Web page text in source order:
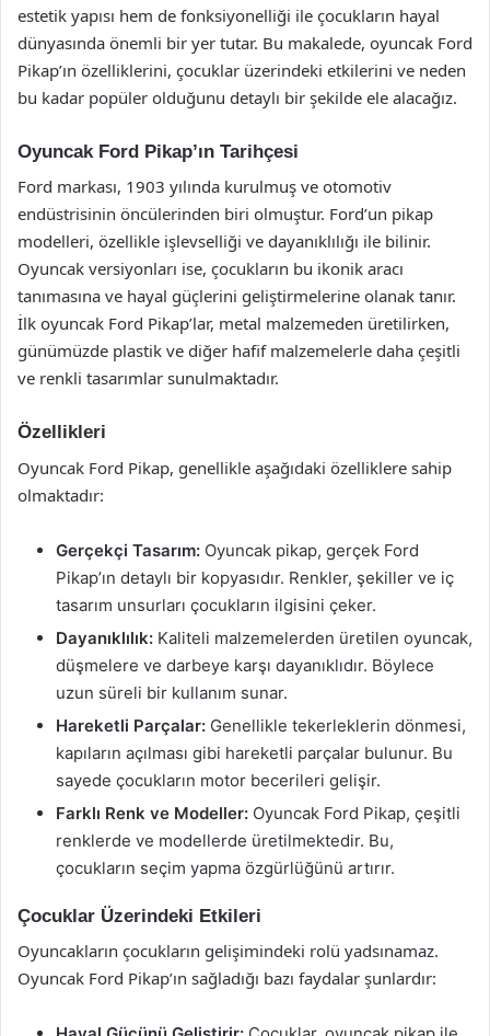
estetik yapısı hem de fonksiyonelliği ile çocukların hayal
dünyasında önemli bir yer tutar. Bu makalede, oyuncak Ford
Pikap’ın özelliklerini, çocuklar üzerindeki etkilerini ve neden
bu kadar popüler olduğunu detaylı bir şekilde ele alacağız.
Oyuncak Ford Pikap’ın Tarihçesi
Ford markası, 1903 yılında kurulmuş ve otomotiv
endüstrisinin öncülerinden biri olmuştur. Ford’un pikap
modelleri, özellikle işlevselliği ve dayanıklılığı ile bilinir.
Oyuncak versiyonları ise, çocukların bu ikonik aracı
tanımasına ve hayal güçlerini geliştirmelerine olanak tanır.
İlk oyuncak Ford Pikap’lar, metal malzemeden üretilirken,
günümüzde plastik ve diğer hafif malzemelerle daha çeşitli
ve renkli tasarımlar sunulmaktadır.
Özellikleri
Oyuncak Ford Pikap, genellikle aşağıdaki özelliklere sahip
olmaktadır:
Gerçekçi Tasarım: Oyuncak pikap, gerçek Ford
Pikap’ın detaylı bir kopyasıdır. Renkler, şekiller ve iç
tasarım unsurları çocukların ilgisini çeker.
Dayanıklılık: Kaliteli malzemelerden üretilen oyuncak,
düşmelere ve darbeye karşı dayanıklıdır. Böylece
uzun süreli bir kullanım sunar.
Hareketli Parçalar: Genellikle tekerleklerin dönmesi,
kapıların açılması gibi hareketli parçalar bulunur. Bu
sayede çocukların motor becerileri gelişir.
Farklı Renk ve Modeller: Oyuncak Ford Pikap, çeşitli
renklerde ve modellerde üretilmektedir. Bu,
çocukların seçim yapma özgürlüğünü artırır.
Çocuklar Üzerindeki Etkileri
Oyuncakların çocukların gelişimindeki rolü yadsınamaz.
Oyuncak Ford Pikap’ın sağladığı bazı faydalar şunlardır: